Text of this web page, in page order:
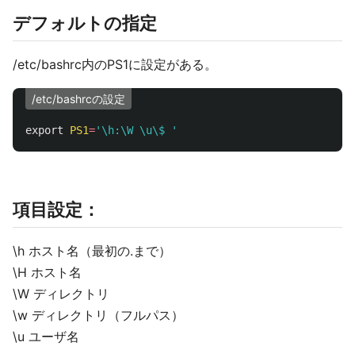
デフォルトの指定
/etc/bashrc内のPS1に設定がある。
/etc/bashrcの設定
export PS1='\h:\W \u\$ '
項目設定：
\h ホスト名（最初の.まで）
\H ホスト名
\W ディレクトリ
\w ディレクトリ（フルパス）
\u ユーザ名